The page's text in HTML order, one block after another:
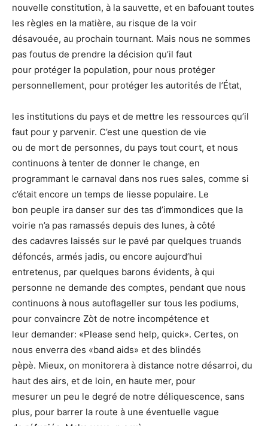
nouvelle constitution, à la sauvette, et en bafouant toutes
les règles en la matière, au risque de la voir
désavouée, au prochain tournant. Mais nous ne sommes
pas foutus de prendre la décision qu’il faut
pour protéger la population, pour nous protéger
personnellement, pour protéger les autorités de l’État,
les institutions du pays et de mettre les ressources qu’il
faut pour y parvenir. C’est une question de vie
ou de mort de personnes, du pays tout court, et nous
continuons à tenter de donner le change, en
programmant le carnaval dans nos rues sales, comme si
c’était encore un temps de liesse populaire. Le
bon peuple ira danser sur des tas d’immondices que la
voirie n’a pas ramassés depuis des lunes, à côté
des cadavres laissés sur le pavé par quelques truands
défoncés, armés jadis, ou encore aujourd’hui
entretenus, par quelques barons évidents, à qui
personne ne demande des comptes, pendant que nous
continuons à nous autoflageller sur tous les podiums,
pour convaincre Zòt de notre incompétence et
leur demander: «Please send help, quick». Certes, on
nous enverra des «band aids» et des blindés
pèpè. Mieux, on monitorera à distance notre désarroi, du
haut des airs, et de loin, en haute mer, pour
mesurer un peu le degré de notre déliquescence, sans
plus, pour barrer la route à une éventuelle vague